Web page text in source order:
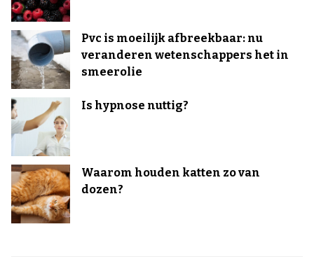
Pvc is moeilijk afbreekbaar: nu
veranderen wetenschappers het in
smeerolie
Is hypnose nuttig?
Waarom houden katten zo van
dozen?